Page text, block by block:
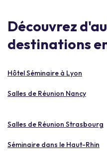
Découvrez
destinations
Hôtel Séminaire à Lyon
Salles de Réunion Nancy
Salles de Réunion Strasbourg
Séminaire dans le Haut-Rhin